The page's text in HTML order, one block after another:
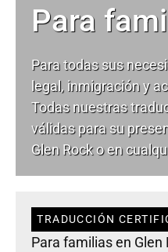
Para
Para todas sus
legal, inmigración y
Todas nuestras
válidas para su
Glen Rock o en
TRADUCCIÓN
Para familias en Glen